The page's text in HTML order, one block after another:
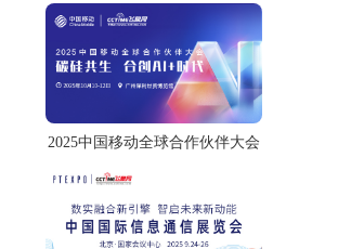
2025中国移动全球合作伙伴大会